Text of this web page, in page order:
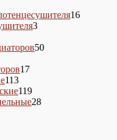
1616
33
5050
1717
113113
товаров
119119
товаров
2828